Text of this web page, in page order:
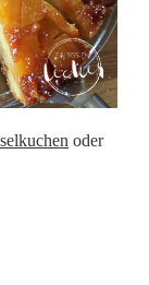
oder